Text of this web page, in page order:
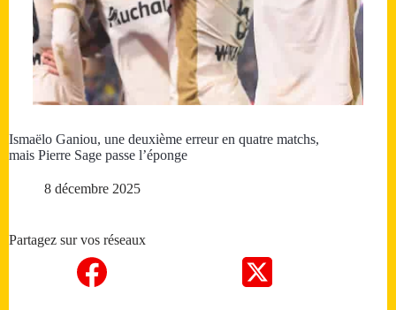
Ismaëlo Ganiou, une deuxième erreur en quatre matchs,
mais Pierre Sage passe l’éponge
8 décembre 2025
Partagez sur vos réseaux